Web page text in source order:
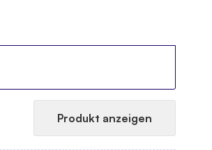
Produkt anzeigen